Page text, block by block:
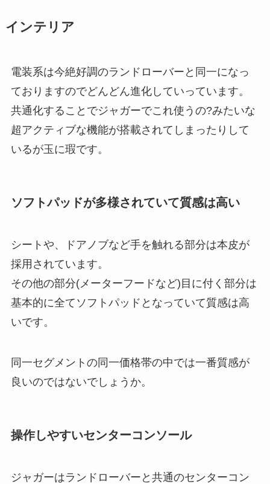
インテリア
電装系は今絶好調のランドローバーと同一になっ
ておりますのでどんどん進化していっています。
共通化することでジャガーでこれ使うの?みたいな
超アクティブな機能が搭載されてしまったりして
いるが玉に瑕です。
ソフトパッドが多様されていて質感は高い
シートや、ドアノブなど手を触れる部分は本皮が
採用されています。
その他の部分(メーターフードなど)目に付く部分は
基本的に全てソフトパッドとなっていて質感は高
いです。
同一セグメントの同一価格帯の中では一番質感が
良いのではないでしょうか。
操作しやすいセンターコンソール
ジャガーはランドローバーと共通のセンターコン